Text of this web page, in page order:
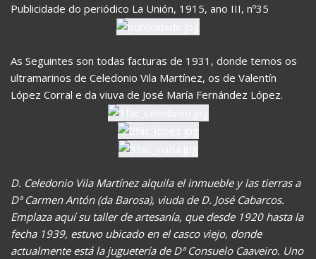
Publicidade do periódico La Unión, 1915, ano III, nº35
As Seguintes son todas facturas de 1931, donde temos os
ultramarinos de Celedonio Vila Martínez, os de Valentín
López Corral e da viuva de José María Fernández López.
D. Celedonio Vila Martínez alquila el inmueble y las tierras a
Dª Carmen Antón (da Barosa), viuda de D. José Cabarcos.
Emplaza aquí su taller de artesanía, que desde 1920 hasta la
fecha 1939, estuvo ubicado en el casco viejo, donde
actualmente está la juguetería de Dª Consuelo Caaveiro. Uno